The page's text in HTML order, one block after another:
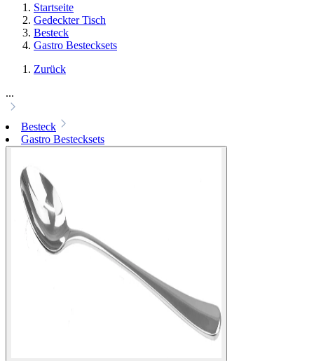
Startseite
Gedeckter Tisch
Besteck
Gastro Bestecksets
Zurück
...
Besteck
Gastro Bestecksets